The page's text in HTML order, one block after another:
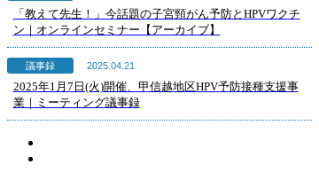
「教えて先生！」今話題の子宮頸がん予防とHPVワクチ
ン｜オンラインセミナー【アーカイブ】
議事録 2025.04.21
2025年1月7日(火)開催、甲信越地区HPV予防接種支援事
業｜ミーティング議事録